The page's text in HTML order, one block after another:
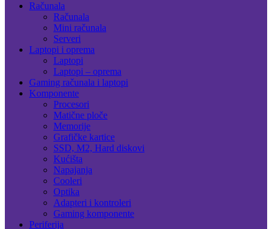
Računala
Računala
Mini računala
Serveri
Laptopi i oprema
Laptopi
Laptopi – oprema
Gaming računala i laptopi
Komponente
Procesori
Matične ploče
Memorije
Grafičke kartice
SSD, M2, Hard diskovi
Kućišta
Napajanja
Cooleri
Optika
Adapteri i kontroleri
Gaming komponente
Periferija